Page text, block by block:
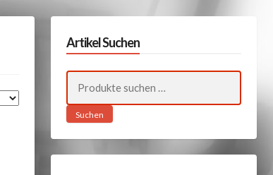
Artikel Suchen
nach:
Suchen